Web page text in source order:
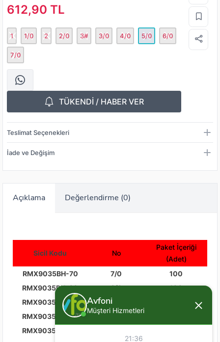
612,90 TL
1 1/0 2 2/0 3# 3/0 4/0 5/0 6/0
7/0
TÜKENDİ / HABER VER
Teslimat Seçenekleri
İade ve Değişim
Açıklama Değerlendirme (0)
Sicil Kodu No
Paket İçeriği
(Adet)
RMX9035BH-70
7/0
100
RMX9035BH-60
6/0
100
RMX9035BH-50
5/0
RMX9035BH-40
RMX9035BH-30
Avfoni
Müşteri Hizmetleri
21:36